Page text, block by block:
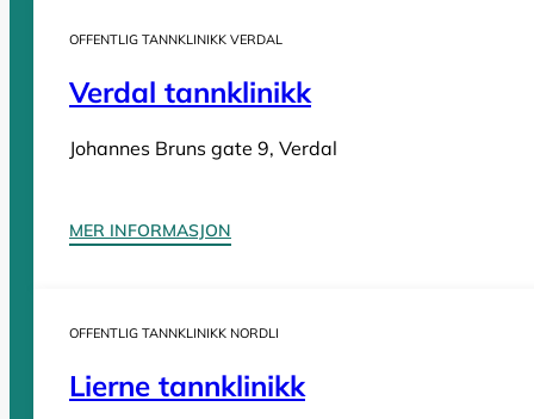
OFFENTLIG TANNKLINIKK VERDAL
Verdal tannklinikk
Johannes Bruns gate 9, Verdal
MER INFORMASJON
OFFENTLIG TANNKLINIKK NORDLI
Lierne tannklinikk
Tannleger Rogaland
Tannleger Troms
Tannleger Trøndelag